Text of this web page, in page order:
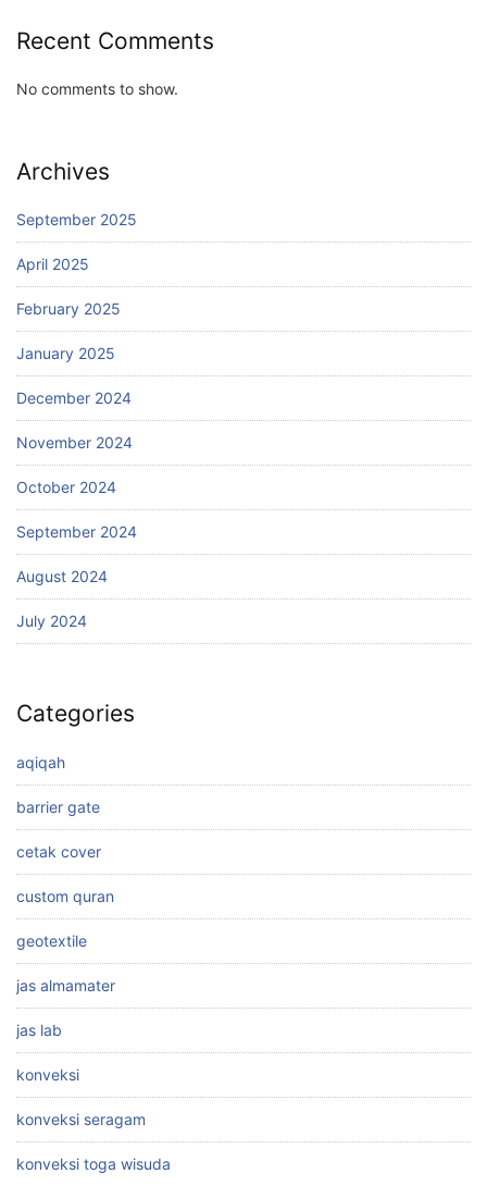
Recent Comments
No comments to show.
Archives
September 2025
April 2025
February 2025
January 2025
December 2024
November 2024
October 2024
September 2024
August 2024
July 2024
Categories
aqiqah
barrier gate
cetak cover
custom quran
geotextile
jas almamater
jas lab
konveksi
konveksi seragam
konveksi toga wisuda